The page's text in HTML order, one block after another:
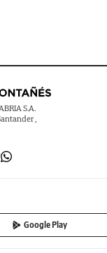
S.A.
,
Google Play